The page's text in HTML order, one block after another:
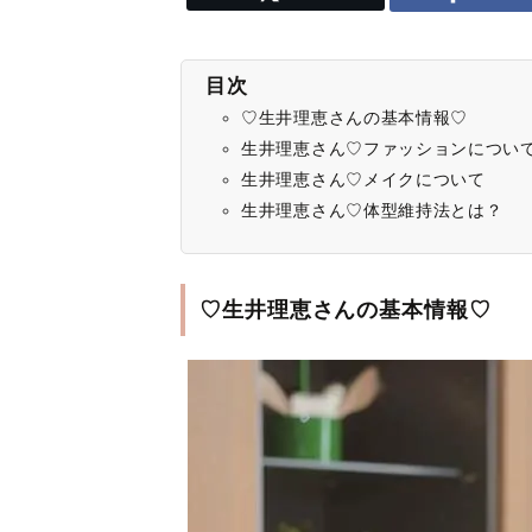
目次
♡生井理恵さんの基本情報♡
生井理恵さん♡ファッションについ
生井理恵さん♡メイクについて
生井理恵さん♡体型維持法とは？
♡生井理恵さんの基本情報♡